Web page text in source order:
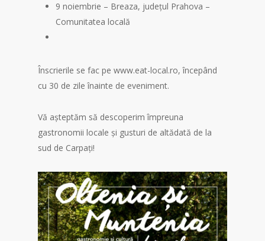
9 noiembrie – Breaza, județul Prahova –
Comunitatea locală
Înscrierile se fac pe www.eat-local.ro, începând
cu 30 de zile înainte de eveniment.
Vă așteptăm să descoperim împreuna
gastronomii locale și gusturi de altădată de la
sud de Carpați!